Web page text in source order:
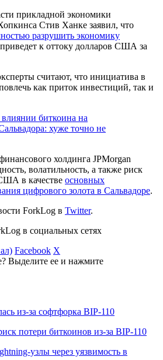
прикладной экономики
Стив Ханке заявил, что
разрушить экономику
к оттоку долларов США за
считают, что инициатива в
как приток инвестиций, так и
биткоина на
хуже точно не
холдинга JPMorgan
волатильность, а также риск
в качестве основных
цифрового золота в Сальвадоре.
ForkLog в Twitter.
в социальных сетях
Facebook X
Выделите ее и нажмите
из-за софтфорка BIP-110
потери биткоинов из-за BIP-110
узлы через уязвимость в